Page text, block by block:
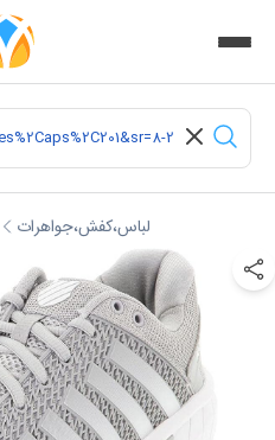
لباس،کفش،جواهرات